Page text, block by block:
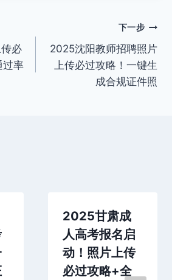
必
过率
下一步
2025沈阳教师招聘照片
上传必过攻略！一键生
成合规证件照
2025甘肃成
人高考报名启
动！照片上传
必过攻略+全